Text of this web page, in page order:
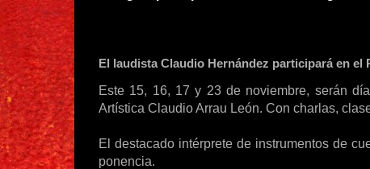
El laudista Claudio Hernández participará en el
Este 15, 16, 17 y 23 de noviembre, serán
Artística Claudio Arrau León. Con charlas,
El destacado intérprete de instrumentos de
ponencia.